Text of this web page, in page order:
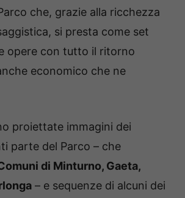
che, grazie alla ricchezza
si presta come set
opere con tutto il ritorno
economico che ne
proiettate immagini dei
parte del Parco – che
di Minturno, Gaeta,
– e sequenze di alcuni dei